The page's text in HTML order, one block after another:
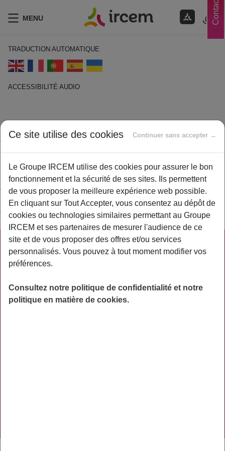
Contacts
MENU
TRADUCTION AUTOMATIQUE
ACCESSIBILITÉ AUDIO
AMELI
1 février 2021
Byircem
Ameli.fr
est le site officiel de l’Assurance Maladie. Il vous
permet de gérer vous-même les démarches administratives
grâce à votre numéro de Sécurité sociale.
PRATIQUE
ACTUALITÉS
ASSURANCES
PRÉVOYANCE
Ce site utilise des cookies Continuer sans accepter →
Le Groupe IRCEM utilise des cookies pour assurer le bon
fonctionnement et la sécurité de ses sites. Ils permettent
de vous proposer la meilleure expérience web possible.
En cliquant sur Tout Accepter, vous consentez au dépôt de
cookies ou technologies similaires permettant au Groupe
IRCEM et ses partenaires de mesurer l'audience de ce
site et de vous proposer des offres et/ou services
personnalisés. Vous pouvez à tout moment modifier vos
préférences.
Consultez notre politique de confidentialité et notre
politique en matière de cookies.